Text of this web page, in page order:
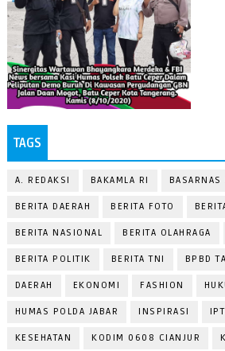
TAGS
A. REDAKSI BAKAMLA RI BASARNAS
BERITA DAERAH BERITA FOTO
BERITA NASIONAL BERITA OLAHRAGA
BERITA POLITIK BERITA TNI BPBD
DAERAH EKONOMI FASHION
HUMAS POLDA JABAR INSPIRASI
KESEHATAN KODIM 0608 CIANJUR